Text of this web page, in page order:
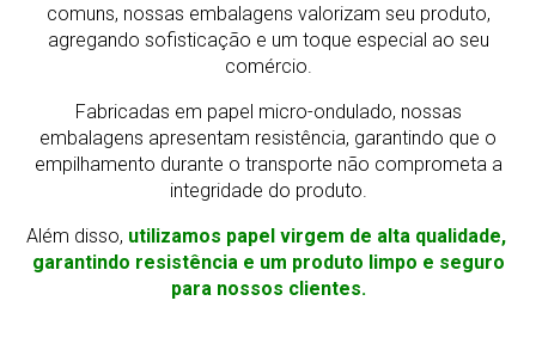
comuns, nossas embalagens valorizam seu produto,
agregando sofisticação e um toque especial ao seu
comércio.
Fabricadas em papel micro-ondulado, nossas
embalagens apresentam resistência, garantindo que o
empilhamento durante o transporte não comprometa a
integridade do produto.
Além disso, utilizamos papel virgem de alta qualidade,
garantindo resistência e um produto limpo e seguro
para nossos clientes.